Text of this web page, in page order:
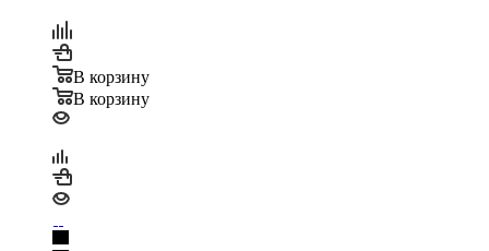
В корзину
В корзину